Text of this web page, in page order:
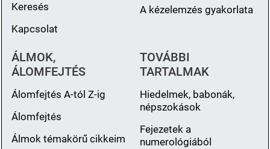
Keresés
Kapcsolat
A kézelemzés gyakorlata
ÁLMOK,
ÁLOMFEJTÉS
Álomfejtés A-tól Z-ig
Álomfejtés
Álmok témakörű cikkeim
TOVÁBBI
TARTALMAK
Hiedelmek, babonák,
népszokások
Fejezetek a
numerológiából